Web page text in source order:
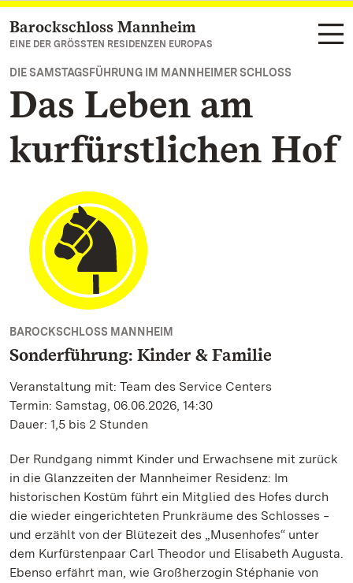
Zum Hauptinhalt springen
Barockschloss Mannheim
EINE DER GRÖSSTEN RESIDENZEN EUROPAS
DIE SAMSTAGSFÜHRUNG IM MANNHEIMER SCHLOSS
Das Leben am
kurfürstlichen Hof
BAROCKSCHLOSS MANNHEIM
Sonderführung: Kinder & Familie
Veranstaltung mit: Team des Service Centers
Termin: Samstag, 06.06.2026, 14:30
Dauer: 1,5 bis 2 Stunden
Der Rundgang nimmt Kinder und Erwachsene mit zurück
in die Glanzzeiten der Mannheimer Residenz: Im
historischen Kostüm führt ein Mitglied des Hofes durch
die wieder eingerichteten Prunkräume des Schlosses ‒
und erzählt von der Blütezeit des „Musenhofes“ unter
dem Kurfürstenpaar Carl Theodor und Elisabeth Augusta.
Ebenso erfährt man, wie Großherzogin Stéphanie von